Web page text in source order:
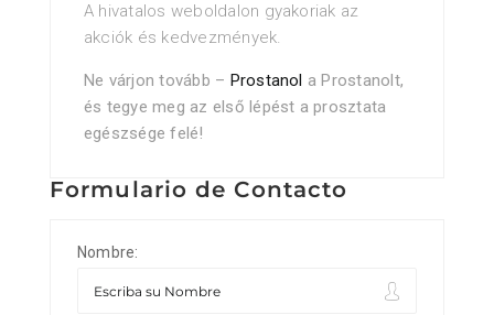
A hivatalos weboldalon gyakoriak az
akciók és kedvezmények.
Ne várjon tovább – Prostanol a Prostanolt,
és tegye meg az első lépést a prosztata
egészsége felé!
Formulario de Contacto
Nombre: